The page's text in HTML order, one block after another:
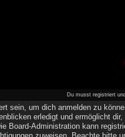
Du musst registriert
sein, um dich anmelden zu
erledigt und ermöglicht dir,
Board-Administration kann